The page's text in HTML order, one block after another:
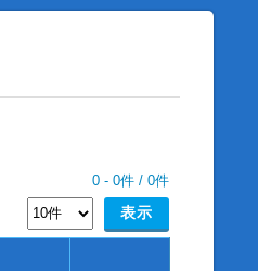
0- 0件 / 0件